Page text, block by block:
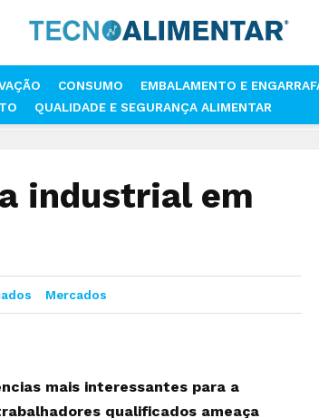
CONSUMO
EMBALAMENTO E
QUALIDADE E SEGURANÇA ALIMENTAR
DA ROBÓTICA INDUSTRIAL EM CRESCIMENTO
industrial em
Mercados
mais interessantes para a
qualificados ameaça